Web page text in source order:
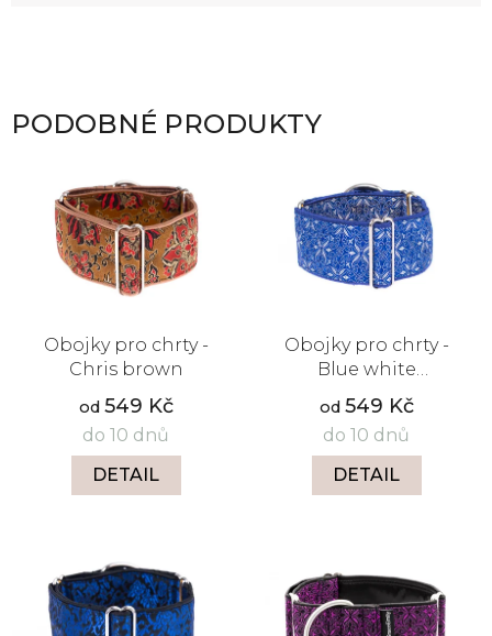
PODOBNÉ PRODUKTY
Obojky pro chrty -
Chris brown
od 549 Kč
do 10 dnů
DETAIL
Obojky pro chrty -
Blue white
aristocratic
od 549 Kč
do 10 dnů
DETAIL